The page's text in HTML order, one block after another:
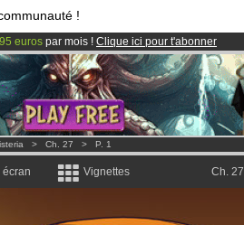
!
euros par mois ! Clique ici pour t'abonner
lancé!.
Mangas!
> Ch. 27 > P. 1
écran Vignettes Ch. 27